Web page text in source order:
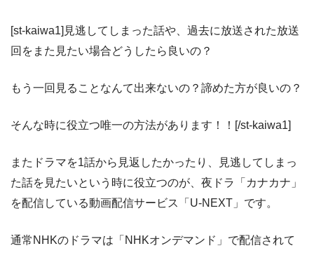
[st-kaiwa1]見逃してしまった話や、過去に放送された放送
回をまた見たい場合どうしたら良いの？
もう一回見ることなんて出来ないの？諦めた方が良いの？
そんな時に役立つ唯一の方法があります！！[/st-kaiwa1]
またドラマを1話から見返したかったり、見逃してしまっ
た話を見たいという時に役立つのが、夜ドラ「カナカナ」
を配信している動画配信サービス「U-NEXT」です。
通常NHKのドラマは「NHKオンデマンド」で配信されて